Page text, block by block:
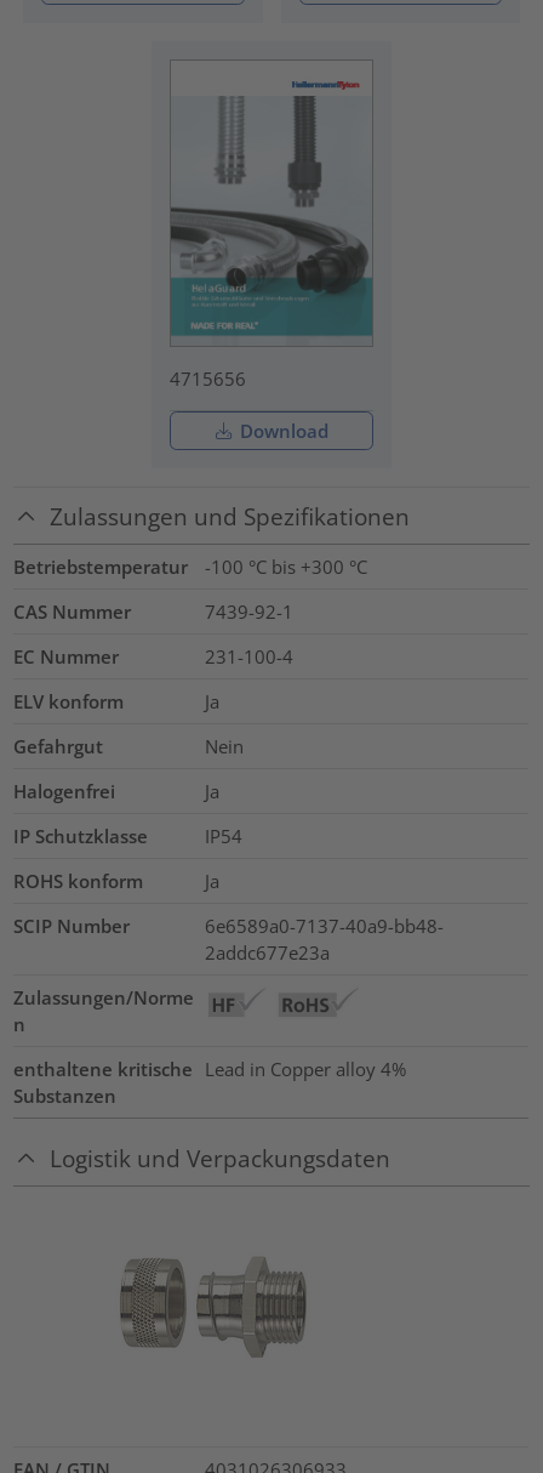
4715656
Download
Zulassungen und Spezifikationen
Betriebstemperatur
-100 °C bis +300 °C
CAS Nummer
7439-92-1
EC Nummer
231-100-4
ELV konform
Ja
Gefahrgut
Nein
Halogenfrei
Ja
IP Schutzklasse
IP54
ROHS konform
Ja
SCIP Number
6e6589a0-7137-40a9-bb48-
2addc677e23a
Zulassungen/Norme
n
enthaltene kritische
Substanzen
Lead in Copper alloy 4%
Logistik und Verpackungsdaten